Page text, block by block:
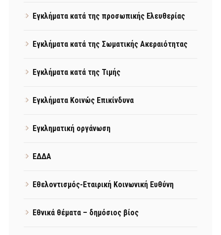
Εγκλήματα κατά της προσωπικής Ελευθερίας
Εγκλήματα κατά της Σωματικής Ακεραιότητας
Εγκλήματα κατά της Τιμής
Εγκλήματα Κοινώς Επικίνδυνα
Εγκληματική οργάνωση
ΕΔΔΑ
Εθελοντισμός-Εταιρική Κοινωνική Ευθύνη
Εθνικά θέματα – δημόσιος βίος